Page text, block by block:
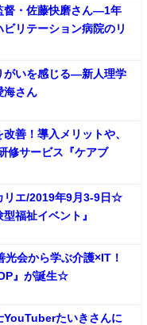
督・佐藤快磨さん―1年
リテーション病院のリ
がいを感じる―新人理学
海さん
善！導入メリットや、
修サービス『ケアブ
リエ/2019年9月3-9日☆
福祉イベント』
会から学ぶ介護×IT！
』が誕生☆
YouTuberたいきさんに